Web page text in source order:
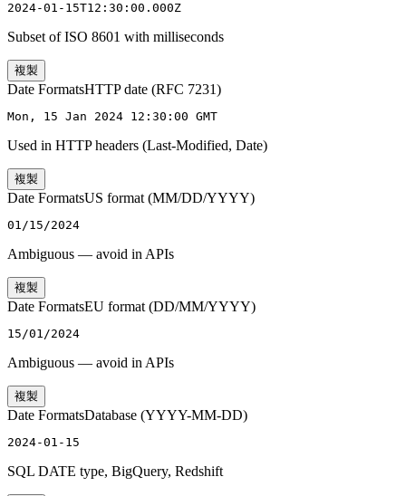
2024-01-15T12:30:00.000Z
Subset of ISO 8601 with milliseconds
複製
Date FormatsHTTP date (RFC 7231)
Mon, 15 Jan 2024 12:30:00 GMT
Used in HTTP headers (Last-Modified, Date)
複製
Date FormatsUS format (MM/DD/YYYY)
01/15/2024
Ambiguous — avoid in APIs
複製
Date FormatsEU format (DD/MM/YYYY)
15/01/2024
Ambiguous — avoid in APIs
複製
Date FormatsDatabase (YYYY-MM-DD)
2024-01-15
SQL DATE type, BigQuery, Redshift